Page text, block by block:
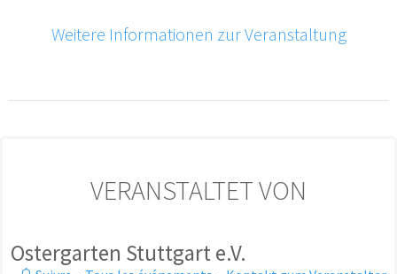
Weitere Informationen zur Veranstaltung
VERANSTALTET VON
Ostergarten Stuttgart e.V.